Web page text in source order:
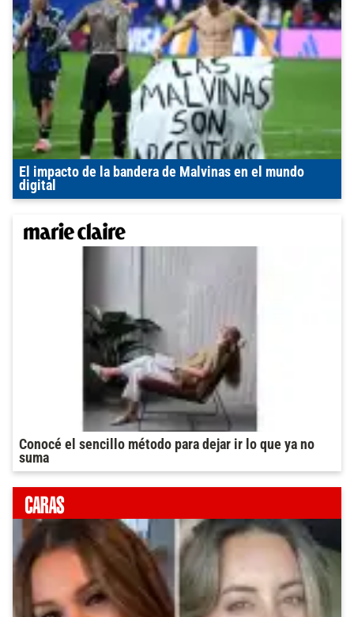
El impacto de la bandera de Malvinas en el mundo
digital
Conocé el sencillo método para dejar ir lo que ya no
suma